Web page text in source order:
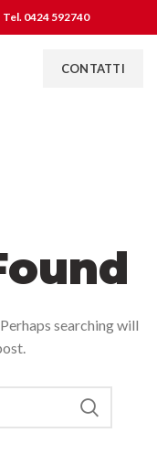
0424 592740
CONTATTI
searching will